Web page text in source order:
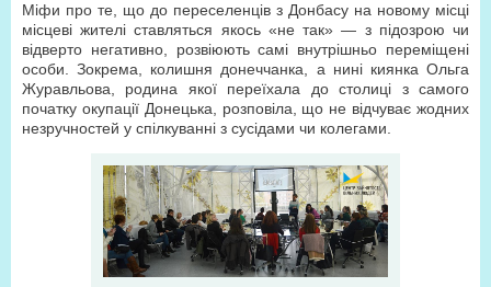
Міфи про те, що до переселенців з Донбасу на новому місці
місцеві жителі ставляться якось «не так» — з підозрою чи
відверто негативно, розвіюють самі внутрішньо переміщені
особи. Зокрема, колишня донеччанка, а нині киянка Ольга
Журавльова, родина якої переїхала до столиці з самого
початку окупації Донецька, розповіла, що не відчуває жодних
незручностей у спілкуванні з сусідами чи колегами.